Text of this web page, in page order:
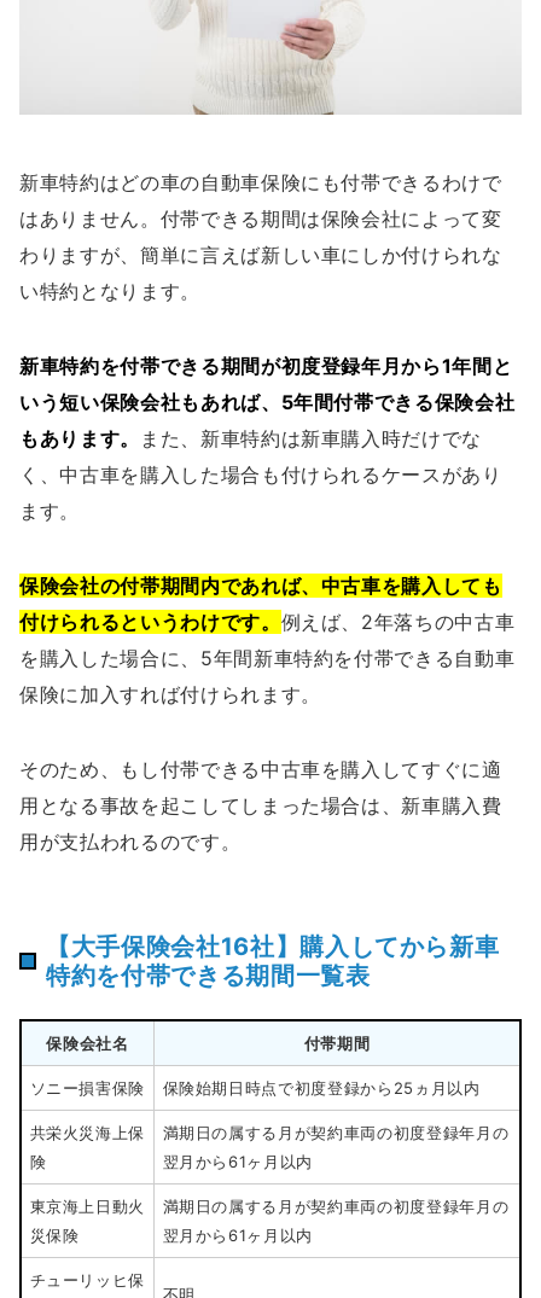
新車特約はどの車の自動車保険にも付帯できるわけで
はありません。付帯できる期間は保険会社によって変
わりますが、簡単に言えば新しい車にしか付けられな
い特約となります。
新車特約を付帯できる期間が初度登録年月から1年間と
いう短い保険会社もあれば、5年間付帯できる保険会社
もあります。
また、新車特約は新車購入時だけでな
く、中古車を購入した場合も付けられるケースがあり
ます。
保険会社の付帯期間内であれば、中古車を購入しても
付けられるというわけです。 例えば、2年落ちの中古車
を購入した場合に、5年間新車特約を付帯できる自動車
保険に加入すれば付けられます。
そのため、もし付帯できる中古車を購入してすぐに適
用となる事故を起こしてしまった場合は、新車購入費
用が支払われるのです。
【大手保険会社16社】購入してから新車
特約を付帯できる期間一覧表
保険会社名 付帯期間
ソニー損害保険 保険始期日時点で初度登録から25ヵ月以内
共栄火災海上保
険
満期日の属する月が契約車両の初度登録年月の
翌月から61ヶ月以内
東京海上日動火
災保険
満期日の属する月が契約車両の初度登録年月の
翌月から61ヶ月以内
チューリッヒ保